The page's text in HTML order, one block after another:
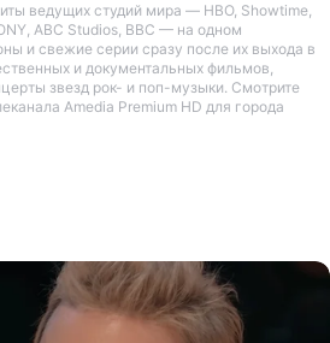
ведущих студий мира — HBO, Showtime,
ABC Studios, BBC — на одном
и свежие серии сразу после их выхода в
и документальных фильмов,
звезд рок- и поп-музыки. Смотрите
Amedia Premium HD для города